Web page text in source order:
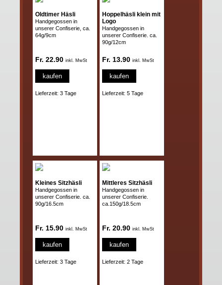
Oldtimer Häsli
Handgegossen in
unserer Confiserie, ca.
64g/9cm
Fr. 22.90 inkl. MwSt
kaufen
Lieferzeit: 3 Tage
Hoppelhäsli klein mit
Logo
Handgegossen in
unserer Confiserie. ca.
90g/12cm
Fr. 13.90 inkl. MwSt
kaufen
Lieferzeit: 5 Tage
Kleines Sitzhäsli
Handgegossen in
unserer Confiserie. ca.
90g/16.5cm
Fr. 15.90 inkl. MwSt
kaufen
Lieferzeit: 3 Tage
Mittleres Sitzhäsli
Handgegossen in
unserer Confiserie.
ca.150g/18.5cm
Fr. 20.90 inkl. MwSt
kaufen
Lieferzeit: 2 Tage